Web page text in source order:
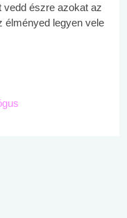
vedd észre azokat az
élményed legyen vele